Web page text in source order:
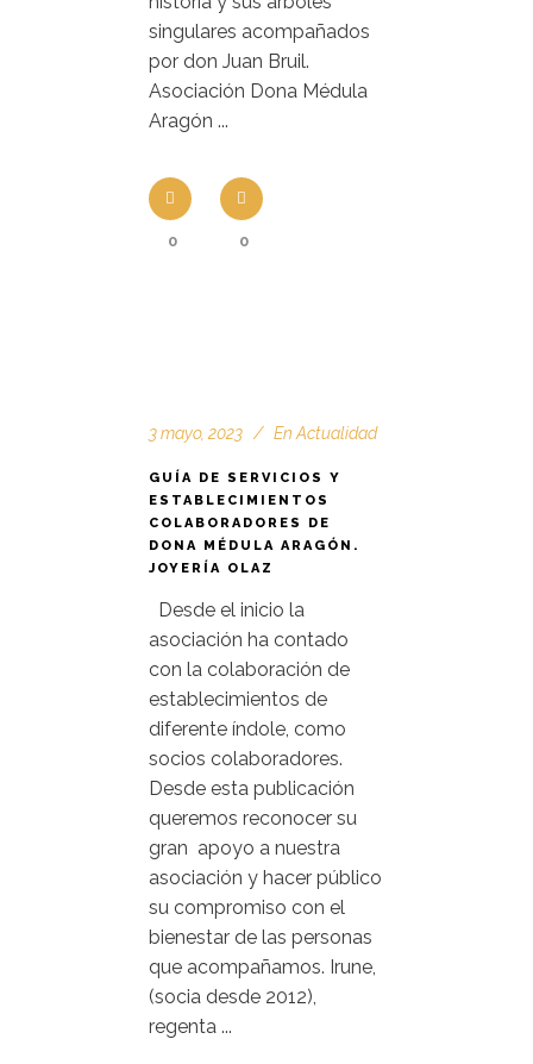
singulares acompañados
por don Juan Bruil.
Asociación Dona Médula
Aragón ...
0 0
3 mayo, 2023 En Actualidad
GUÍA DE SERVICIOS Y
ESTABLECIMIENTOS
COLABORADORES DE
DONA MÉDULA ARAGÓN.
JOYERÍA OLAZ
Desde el inicio la
asociación ha contado
con la colaboración de
establecimientos de
diferente índole, como
socios colaboradores.
Desde esta publicación
queremos reconocer su
gran apoyo a nuestra
asociación y hacer público
su compromiso con el
bienestar de las personas
que acompañamos. Irune,
(socia desde 2012),
regenta ...